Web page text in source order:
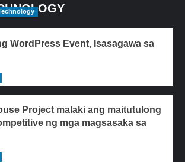
WordPress Event, Isasagawa sa
Project malaki ang maitutulong
ng mga magsasaka sa